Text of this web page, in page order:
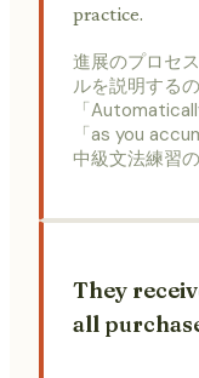
practice.
進展のプロセ
ルを説明する
「
「as you
中級文法練習の
They
all